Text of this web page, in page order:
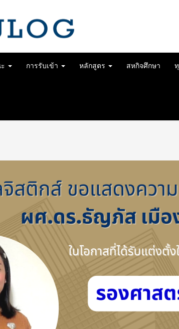
การรับเข้า หลักสูตร สหกิจศึกษา